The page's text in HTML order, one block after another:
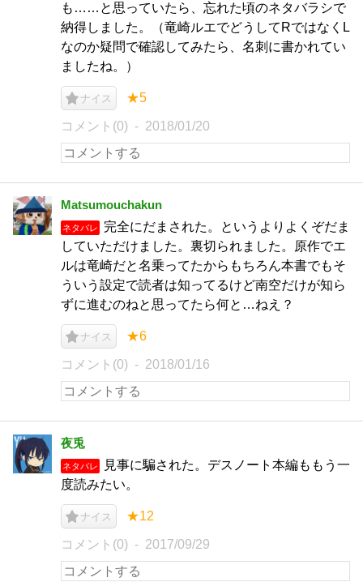
も……と思っていたら、忘れた頃のネタバラシで
納得しました。（竜崎ルエでどうしてRではなくL
なのか疑問で確認してみたら、名刺に書かれてい
ましたね。）
ナイス ★5
コメント(0) 2018/01/20
Matsumouchakun
ネタバレ
完全にだまされた。というよりよくぞだま
していただけました。裏切られました。原作でエ
ルは竜崎だと名乗ってたからもちろん本書でもそ
ういう設定で読者は知ってるけど南空だけが知ら
ずに進むのねと思ってたら何と…ねえ？
ナイス ★6
コメント(0) 2018/01/16
夜兎
ネタバレ
見事に騙された。デスノート本編ももう一
度読みたい。
ナイス ★12
コメント(0) 2017/09/29